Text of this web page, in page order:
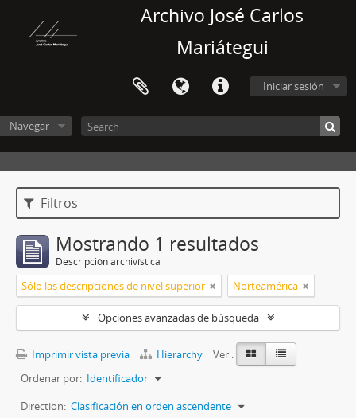
Archivo José Carlos
Mariátegui
Iniciar sesión
Navegar
Filtros
Mostrando 1 resultados
Descripción archivística
Sólo las descripciones de nivel superior Norteamérica
Opciones avanzadas de búsqueda
Imprimir vista previa Hierarchy
Ver :
Ordenar por: Identificador
Direction: Clasificación en orden ascendente